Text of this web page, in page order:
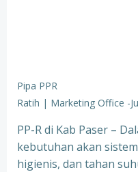
Pipa PPR
Ratih | Marketing Office -
PP-R di Kab Paser –
kebutuhan akan
higienis, dan tahan